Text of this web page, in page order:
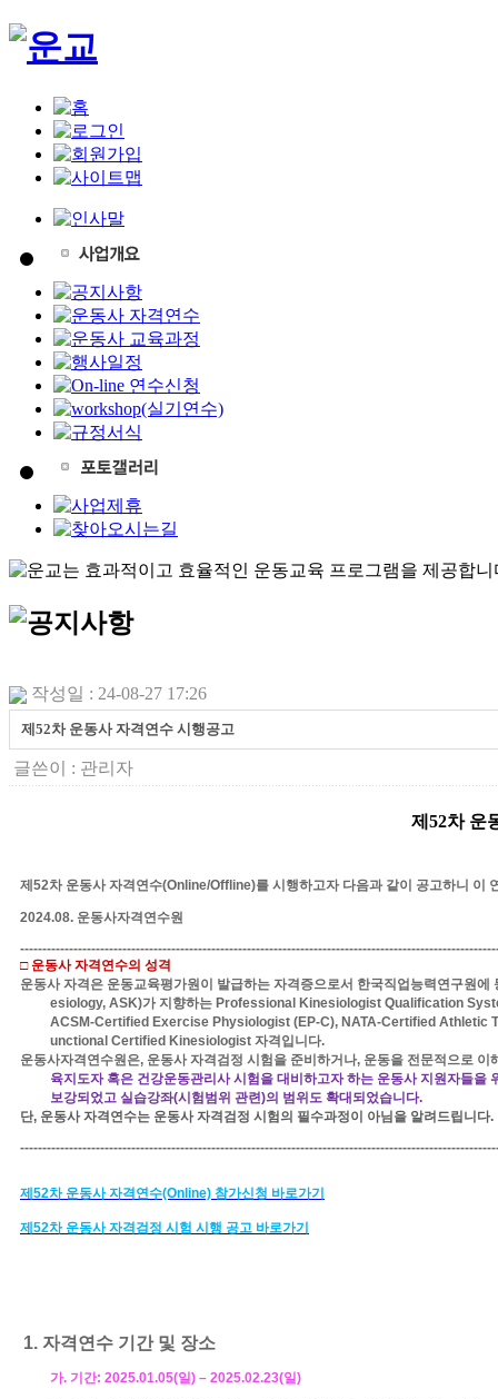
작성일 : 24-08-27 17:26
제52차 운동사 자격연수 시행공고
글쓴이 : 관리자
제 52차 운
제52차 운동사 자격연수(Online/Offline)를 시행하고자 다음과 같이 공고하니 이
2024.08. 운동사자격연수원
□ 운동사 자격연수의 성격
운동사 자격은 운동교육평가원이 발급하는 자격증으로서 한국직업능력연구원에
esiology, ASK)가 지향하는Professional Kinesiologist Qualification
ACSM-Certified Exercise Physiologist (EP-C), NATA-Certified
unctional Certified Kinesiologist 자격입니다.
운동사자격연수원은, 운동사 자격검정 시험을 준비하거나, 운동을 전문적으로 이
육지도자 혹은 건강운동관리사 시험을 대비하고자 하는 운동사 지원자들을
보강되었고 실습강좌(시험범위 관련)의 범위도 확대되었습니다.
단, 운동사 자격연수는 운동사 자격검정 시험의 필수과정이 아님을 알려드립니다
제52차 운동사 자격연수(Online) 참가신청 바로가기
제52차 운동사 자격검정 시험 시행 공고 바로가기
1. 자격연수 기간 및 장소
가.기간: 2025.01.05(일)– 2025.02.23(일)